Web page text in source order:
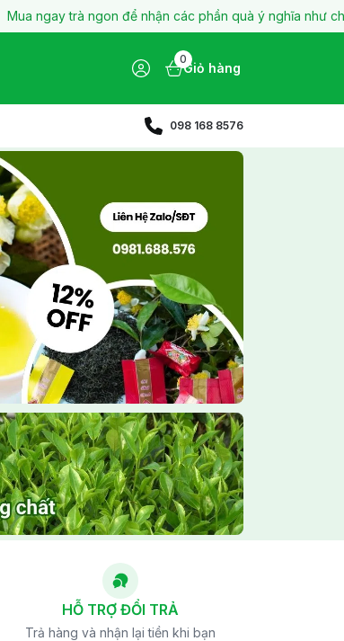
trà ngon để nhận các phần quà ý nghĩa như chén sứ
0
Giỏ hàng
098 168 8576
HỖ TRỢ ĐỔI TRẢ
Trả hàng và nhận lại tiền khi bạn